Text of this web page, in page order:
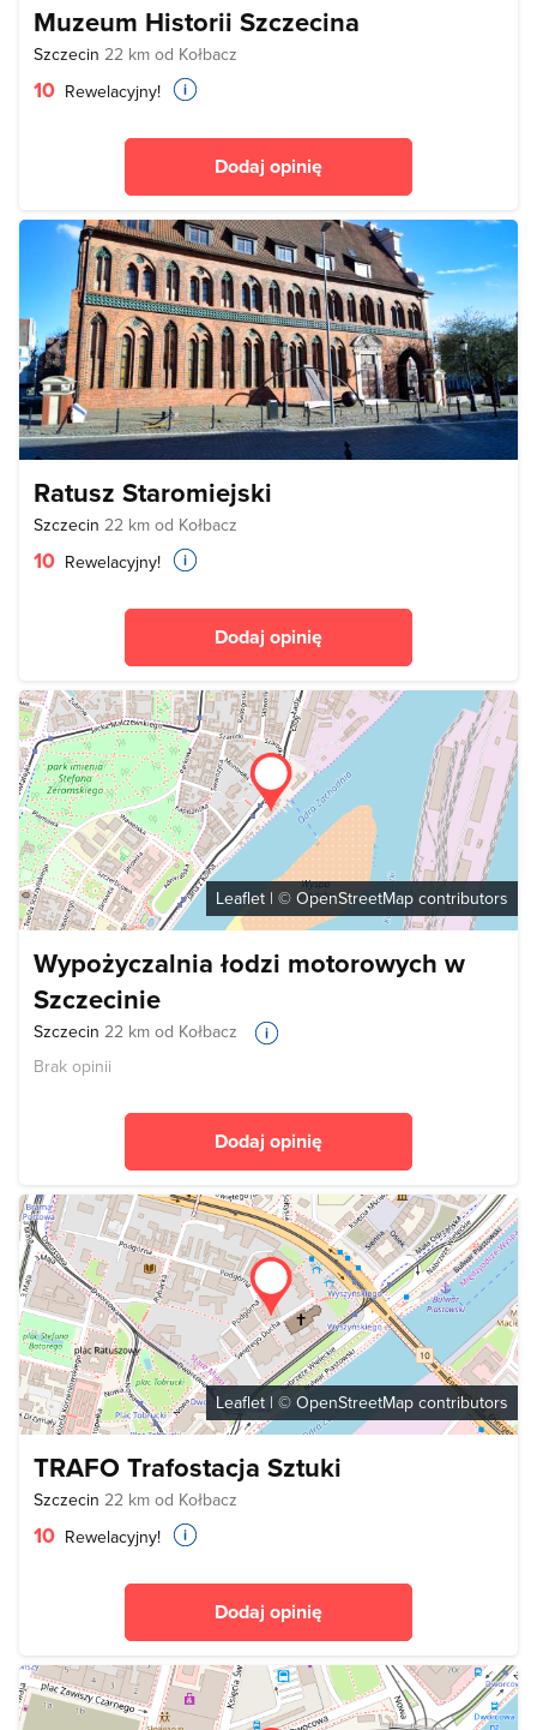
Muzeum Historii Szczecina
Szczecin 22 km od Kołbacz
10 Rewelacyjny!
Dodaj opinię
Ratusz Staromiejski
Szczecin 22 km od Kołbacz
10 Rewelacyjny!
Dodaj opinię
Leaflet | © OpenStreetMap contributors
Wypożyczalnia łodzi motorowych w
Szczecinie
Szczecin 22 km od Kołbacz
Brak opinii
Dodaj opinię
Leaflet | © OpenStreetMap contributors
TRAFO Trafostacja Sztuki
Szczecin 22 km od Kołbacz
10 Rewelacyjny!
Dodaj opinię